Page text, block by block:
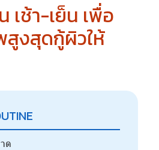
เช้า-เย็น เพื่อ
สูงสุดกู้ผิวให้
ด